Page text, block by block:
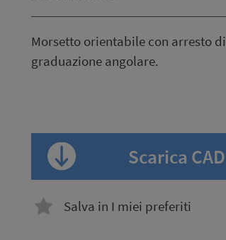
Morsetto orientabile con arresto di
graduazione angolare.
Scarica CAD
Salva in I miei preferiti